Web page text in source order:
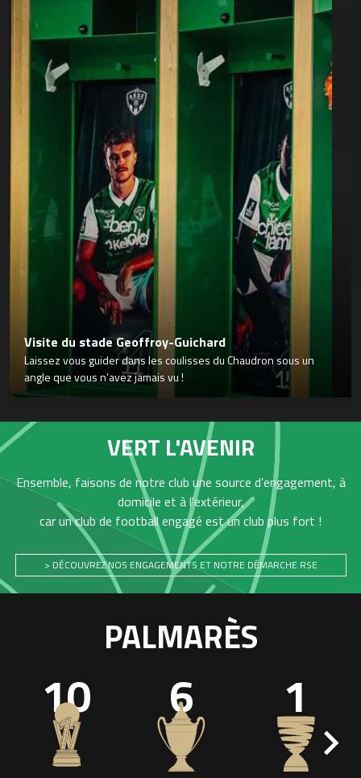
Visite du stade Geoffroy-Guichard
Laissez vous guider dans les coulisses du Chaudron sous un
angle que vous n’avez jamais vu !
VERT L'AVENIR
Ensemble, faisons de notre club une source d'engagement, à
domicile et à l'extérieur,
car un club de football engagé est un club plus fort !
> DÉCOUVREZ NOS ENGAGEMENTS ET NOTRE DÉMARCHE RSE
PALMARÈS
10 6 1